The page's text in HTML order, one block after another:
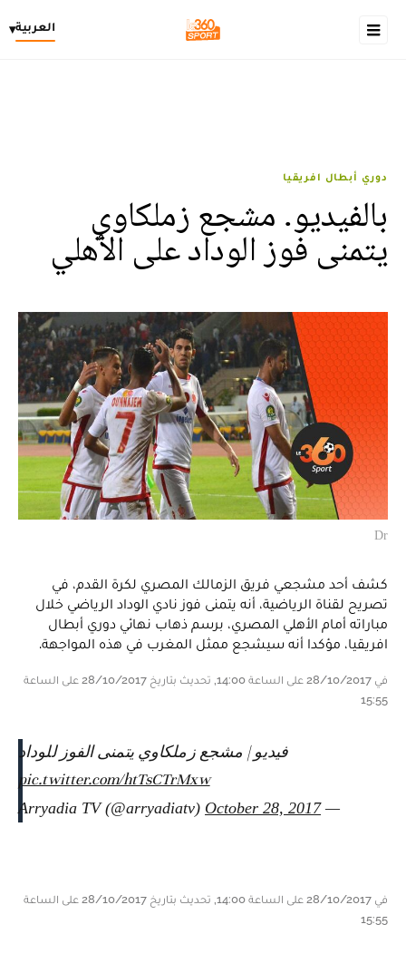
العربية▾
دوري أبطال افريقيا
بالفيديو. مشجع زملكاوي
يتمنى فوز الوداد على الأهلي
Dr
كشف أحد مشجعي فريق الزمالك المصري لكرة القدم، في
تصريح لقناة الرياضية، أنه يتمنى فوز نادي الوداد الرياضي خلال
مباراته أمام الأهلي المصري، برسم ذهاب نهائي دوري أبطال
افريقيا، مؤكدا أنه سيشجع ممثل المغرب في هذه المواجهة.
في 28/10/2017 على الساعة 14:00, تحديث بتاريخ 28/10/2017 على الساعة
15:55
فيديو | مشجع زملكاوي يتمنى الفوز للوداد
pic.twitter.com/htTsCTrMxw
— Arryadia TV (@arryadiatv)
October 28, 2017
في 28/10/2017 على الساعة 14:00, تحديث بتاريخ 28/10/2017 على الساعة
15:55